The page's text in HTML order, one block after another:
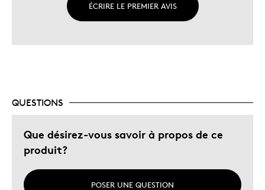
ÉCRIRE LE PREMIER AVIS
QUESTIONS
Que désirez-vous savoir à propos de ce
produit?
POSER UNE QUESTION